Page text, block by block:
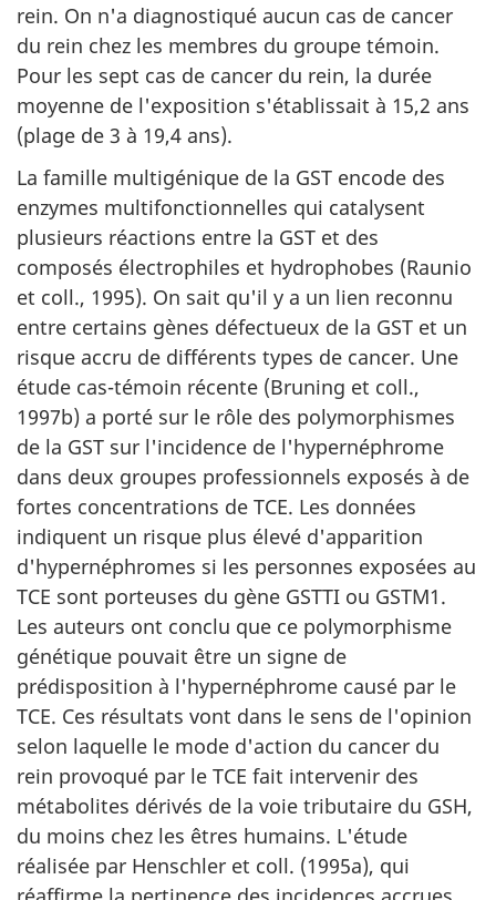
rein. On n'a diagnostiqué aucun cas de cancer
du rein chez les membres du groupe témoin.
Pour les sept cas de cancer du rein, la durée
moyenne de l'exposition s'établissait à 15,2 ans
(plage de 3 à 19,4 ans).
La famille multigénique de la GST encode des
enzymes multifonctionnelles qui catalysent
plusieurs réactions entre la GST et des
composés électrophiles et hydrophobes (Raunio
et coll., 1995). On sait qu'il y a un lien reconnu
entre certains gènes défectueux de la GST et un
risque accru de différents types de cancer. Une
étude cas-témoin récente (Bruning et coll.,
1997b) a porté sur le rôle des polymorphismes
de la GST sur l'incidence de l'hypernéphrome
dans deux groupes professionnels exposés à de
fortes concentrations de TCE. Les données
indiquent un risque plus élevé d'apparition
d'hypernéphromes si les personnes exposées au
TCE sont porteuses du gène GSTTI ou GSTM1.
Les auteurs ont conclu que ce polymorphisme
génétique pouvait être un signe de
prédisposition à l'hypernéphrome causé par le
TCE. Ces résultats vont dans le sens de l'opinion
selon laquelle le mode d'action du cancer du
rein provoqué par le TCE fait intervenir des
métabolites dérivés de la voie tributaire du GSH,
du moins chez les êtres humains. L'étude
réalisée par Henschler et coll. (1995a), qui